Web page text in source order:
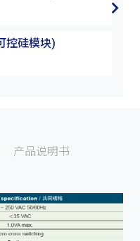
控硅模块)
产品说明书